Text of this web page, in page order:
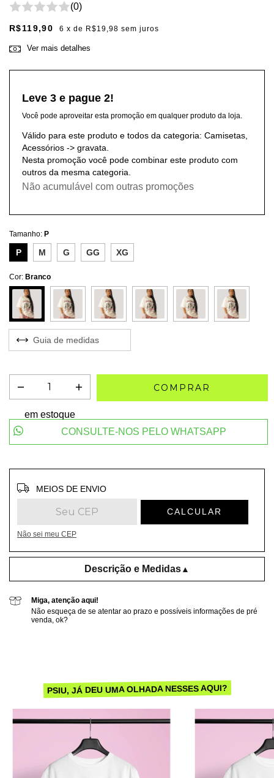
(0)
R$119,90 6 x de R$19,98 sem juros
Ver mais detalhes
Leve 3 e pague 2!
Você pode aproveitar esta promoção em qualquer produto da loja.
Válido para este produto e todos da categoria: Camisetas,
Acessórios -> gravata.
Nesta promoção você pode combinar este produto com
outros da mesma categoria.
Não acumulável com outras promoções
Tamanho: P
P M G GG XG
Cor: Branco
Guia de medidas
em estoque
CONSULTE-NOS PELO WHATSAPP
Entregas para o CEP: ALTERAR CEP
MEIOS DE ENVIO
CALCULAR
Não sei meu CEP
Descrição e Medidas▲
Miga, atenção aqui!
Não esqueça de se atentar ao prazo e possíveis informações de pré
venda, ok?
PSIU, JÁ DEU UMA OLHADA NESSES AQUI?